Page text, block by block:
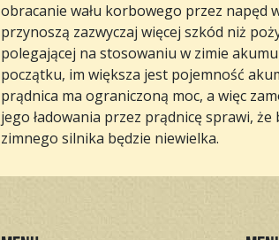
obracanie wału korbowego przez napęd
przynoszą zazwyczaj więcej szkód niż
polegającej na stosowaniu w zimie
początku, im większa jest pojemność
prądnica ma ograniczoną moc, a więc
jego ładowania przez prądnicę sprawi,
zimnego silnika będzie niewielka.